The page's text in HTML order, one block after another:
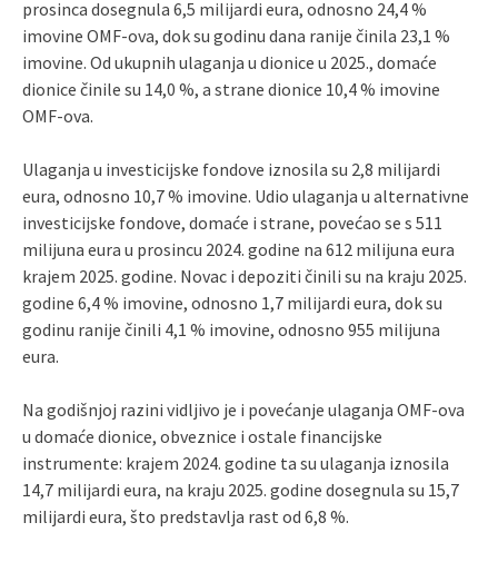
prosinca dosegnula 6,5 milijardi eura, odnosno 24,4 %
imovine OMF-ova, dok su godinu dana ranije činila 23,1 %
imovine. Od ukupnih ulaganja u dionice u 2025., domaće
dionice činile su 14,0 %, a strane dionice 10,4 % imovine
OMF-ova.
Ulaganja u investicijske fondove iznosila su 2,8 milijardi
eura, odnosno 10,7 % imovine. Udio ulaganja u alternativne
investicijske fondove, domaće i strane, povećao se s 511
milijuna eura u prosincu 2024. godine na 612 milijuna eura
krajem 2025. godine. Novac i depoziti činili su na kraju 2025.
godine 6,4 % imovine, odnosno 1,7 milijardi eura, dok su
godinu ranije činili 4,1 % imovine, odnosno 955 milijuna
eura.
Na godišnjoj razini vidljivo je i povećanje ulaganja OMF-ova
u domaće dionice, obveznice i ostale financijske
instrumente: krajem 2024. godine ta su ulaganja iznosila
14,7 milijardi eura, na kraju 2025. godine dosegnula su 15,7
milijardi eura, što predstavlja rast od 6,8 %.